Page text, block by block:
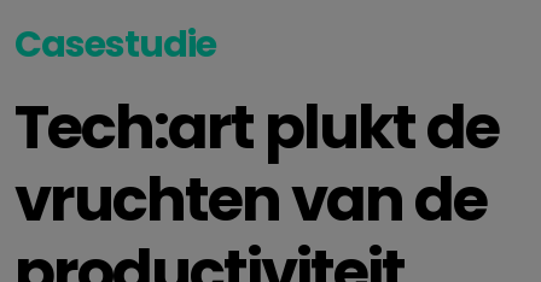
Casestudie
Tech:art plukt de
vruchten van de